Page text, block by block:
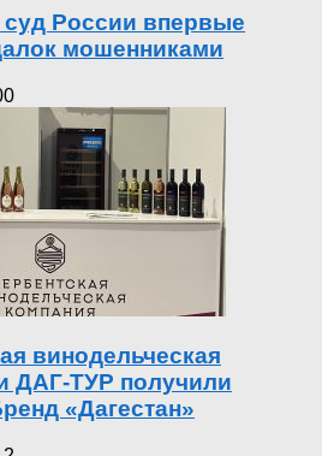
России впервые
мошенниками
винодельческая
ДАГ-ТУР получили
«Дагестан»